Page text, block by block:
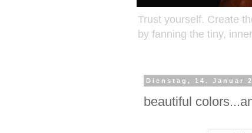
Trust yourself. Create
by fanning the tiny,
Dienstag, 14. Januar
beautiful